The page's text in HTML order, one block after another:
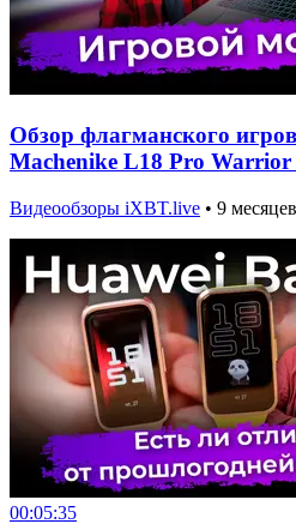
Обзор флагманского
Machenike L18 Pro
Видеообзоры iXBT.live • 9
00:05:35